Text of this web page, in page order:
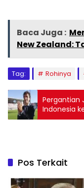
Baca Juga :
New Zealand:
Tag: Rohinya
Pergantian
Indonesia
Pos Terkait